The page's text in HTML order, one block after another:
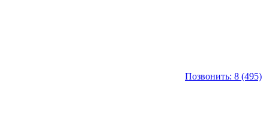
Позвонить: 8 (495)